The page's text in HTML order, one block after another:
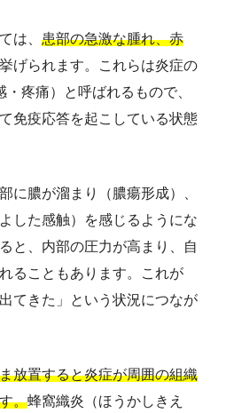
は、 患部の急激な腫れ、赤
げられます。これらは炎症の
疼痛）と呼ばれるもので、
免疫応答を起こしている状態
に膿が溜まり（膿瘍形成）、
した感触）を感じるようにな
と、内部の圧力が高まり、自
ることもあります。これが
てきた」という状況につなが
放置すると炎症が周囲の組織
。蜂窩織炎（ほうかしきえ